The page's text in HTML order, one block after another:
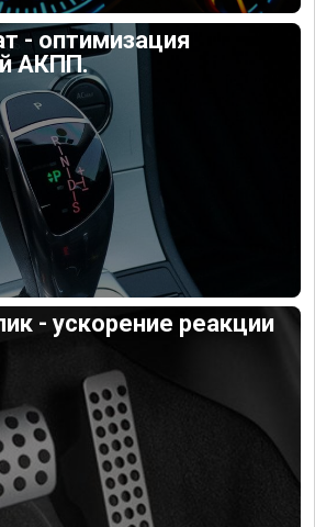
- оптимизация
АКПП.
- ускорение реакции